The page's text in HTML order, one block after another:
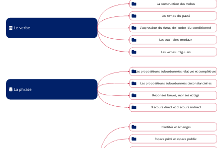
Le verbe
La construction des verbes
Les temps du passé
L'expression du futur, de l'ordre, du conditionnel
Les auxiliaires modaux
Les verbes irréguliers
La phrase
Les propositions subordonnées relatives et complétives
Les propositions subordonnées circonstancielles
Réponses brèves, reprises et tags
Discours direct et discours indirect
Identités et échanges
Espace privé et espace public